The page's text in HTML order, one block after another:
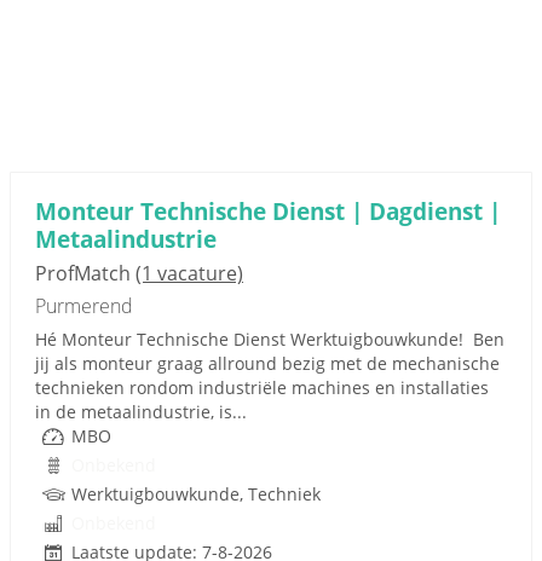
Monteur Technische Dienst | Dagdienst |
Metaalindustrie
ProfMatch (1 vacature)
Purmerend
Hé Monteur Technische Dienst Werktuigbouwkunde! Ben
jij als monteur graag allround bezig met de mechanische
technieken rondom industriële machines en installaties
in de metaalindustrie, is...
MBO
Werktuigbouwkunde, Techniek
Laatste update: 7-8-2026